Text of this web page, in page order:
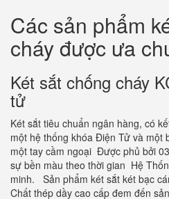
Các sản phẩm
cháy được ưa
Két sắt chống cháy
tử
Két sắt tiêu chuẩn ngân hàng, có
một hệ thống khóa Điện Tử và một
một tay cầm ngoại Được phủ bởi
sự bền màu theo thời gian Hệ
minh. Sản phẩm két sắt két bạc
Chất thép dầy cao cấp đem đến